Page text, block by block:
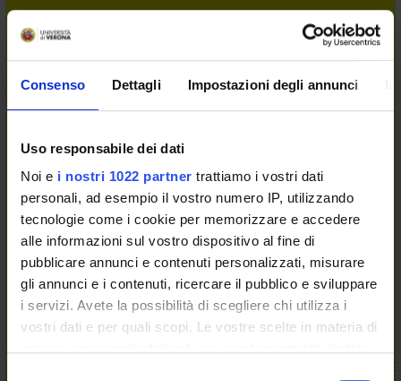
Consenso Dettagli Impostazioni degli annunci
Uso responsabile dei dati
Noi e i nostri 1022 partner trattiamo i vostri dati
personali, ad esempio il vostro numero IP, utilizzando
tecnologie come i cookie per memorizzare e accedere
alle informazioni sul vostro dispositivo al fine di
pubblicare annunci e contenuti personalizzati, misurare
gli annunci e i contenuti, ricercare il pubblico e sviluppare
i servizi. Avete la possibilità di scegliere chi utilizza i
vostri dati e per quali scopi. Le vostre scelte in materia di
MED/09-INTERNAL